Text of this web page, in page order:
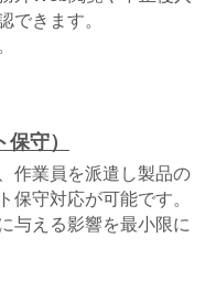
できます。
守）
作業員を派遣し製品の
保守対応が可能です。
与える影響を最小限に